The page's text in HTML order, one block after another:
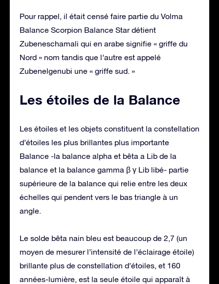
Pour rappel, il était censé faire partie du Volma
Balance Scorpion Balance Star détient
Zubeneschamali qui en arabe signifie « griffe du
Nord » nom tandis que l’autre est appelé
Zubenelgenubi une « griffe sud. »
Les étoiles de la Balance
Les étoiles et les objets constituent la constellation
d’étoiles les plus brillantes plus importante
Balance -la balance alpha et bêta a Lib de la
balance et la balance gamma β γ Lib libé- partie
supérieure de la balance qui relie entre les deux
échelles qui pendent vers le bas triangle à un
angle.
Le solde bêta nain bleu est beaucoup de 2,7 (un
moyen de mesurer l’intensité de l’éclairage étoile)
brillante plus de constellation d’étoiles, et 160
années-lumière, est la seule étoile qui apparaît à